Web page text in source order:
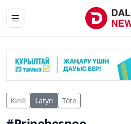
Kirill Latyn Tóte